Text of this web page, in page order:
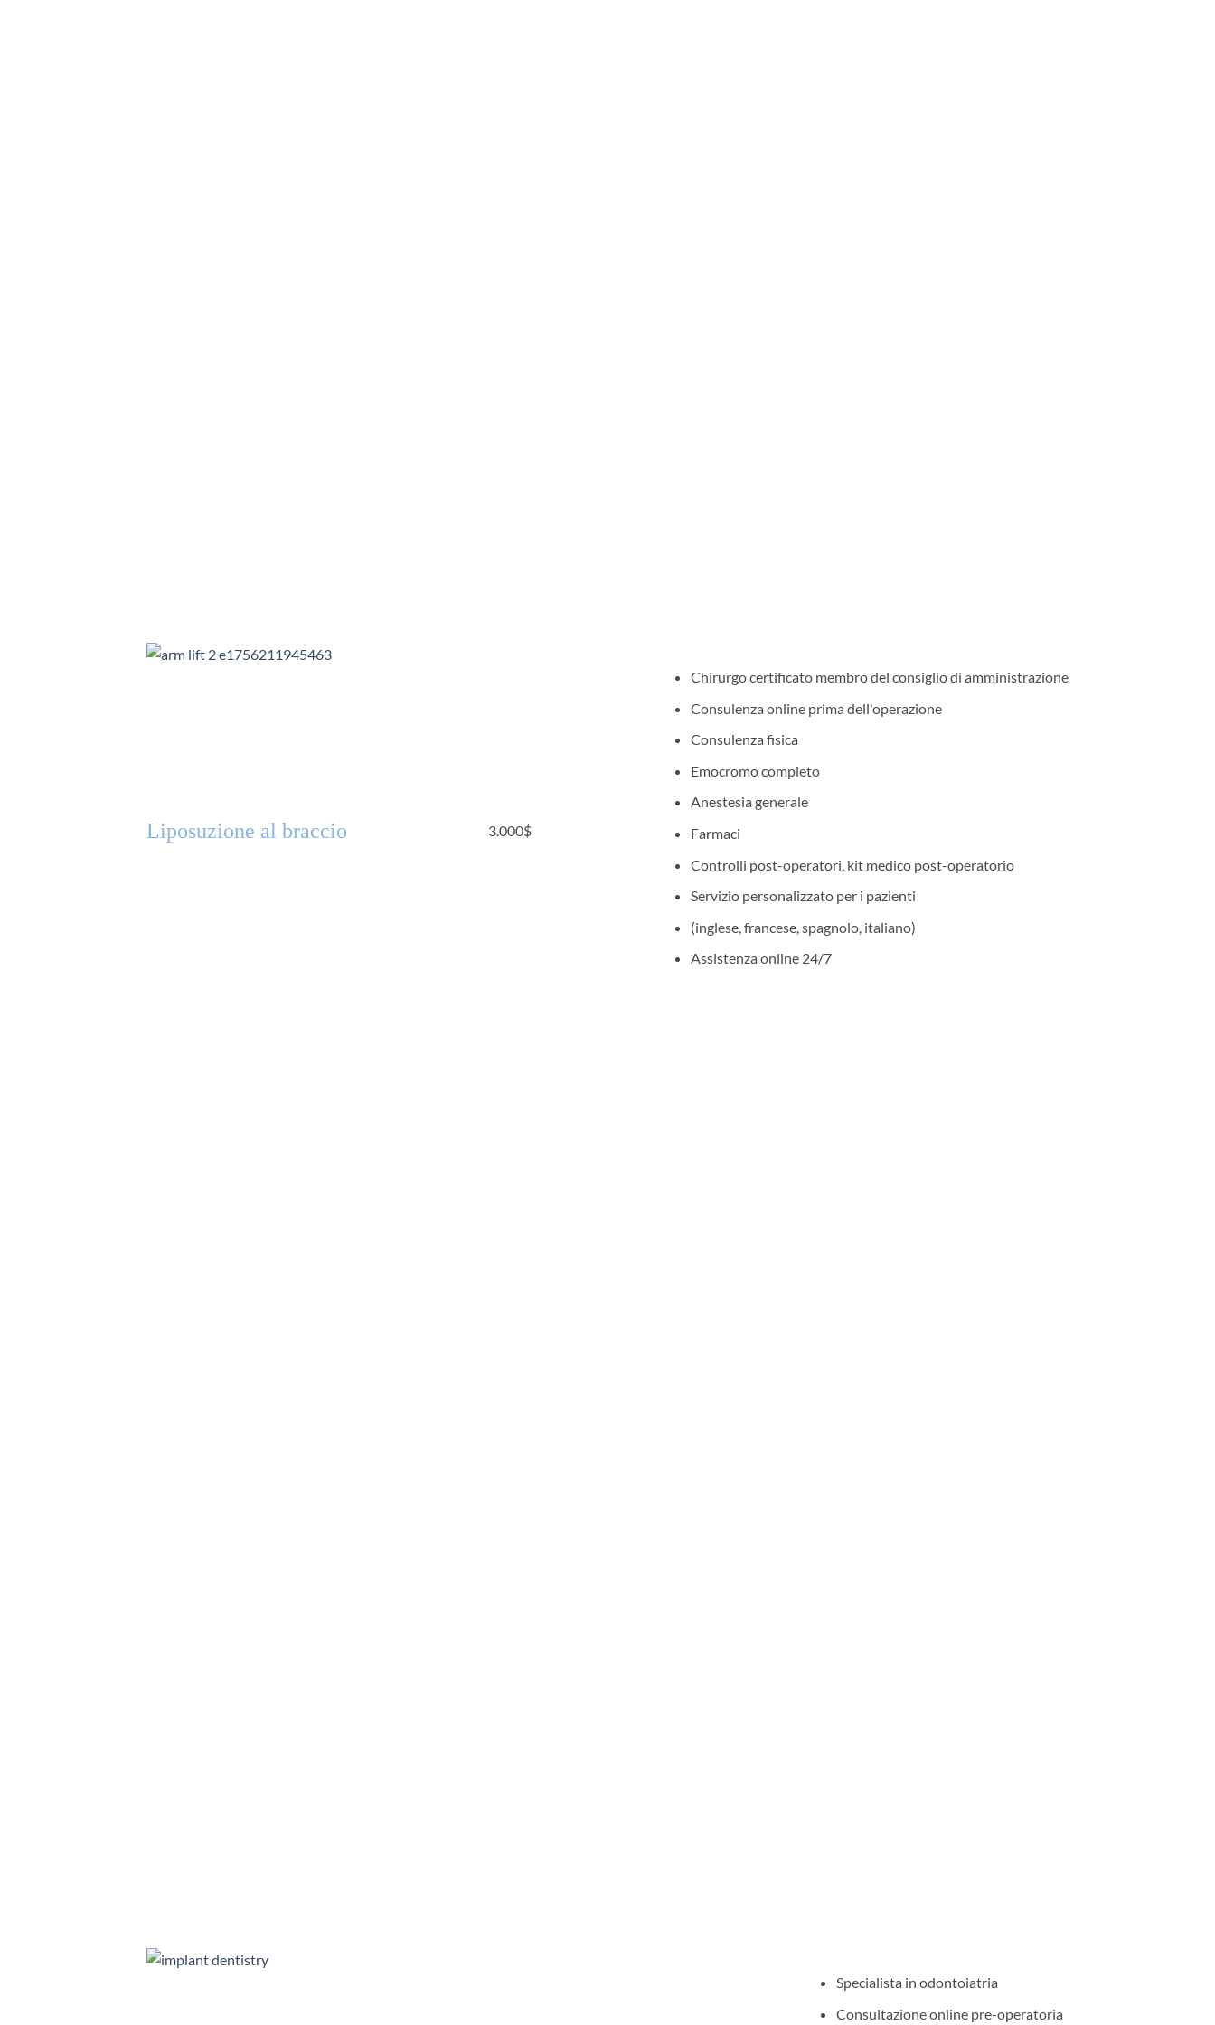
Liposuzione al braccio 3.000$
Chirurgo certificato membro del consiglio di amministrazione
Consulenza online prima dell'operazione
Consulenza fisica
Emocromo completo
Anestesia generale
Farmaci
Controlli post-operatori, kit medico post-operatorio
Servizio personalizzato per i pazienti
(inglese, francese, spagnolo, italiano)
Assistenza online 24/7
Specialista in odontoiatria
Consultazione online pre-operatoria